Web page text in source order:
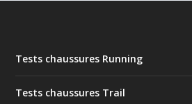
Tests chaussures Running
Tests chaussures Trail